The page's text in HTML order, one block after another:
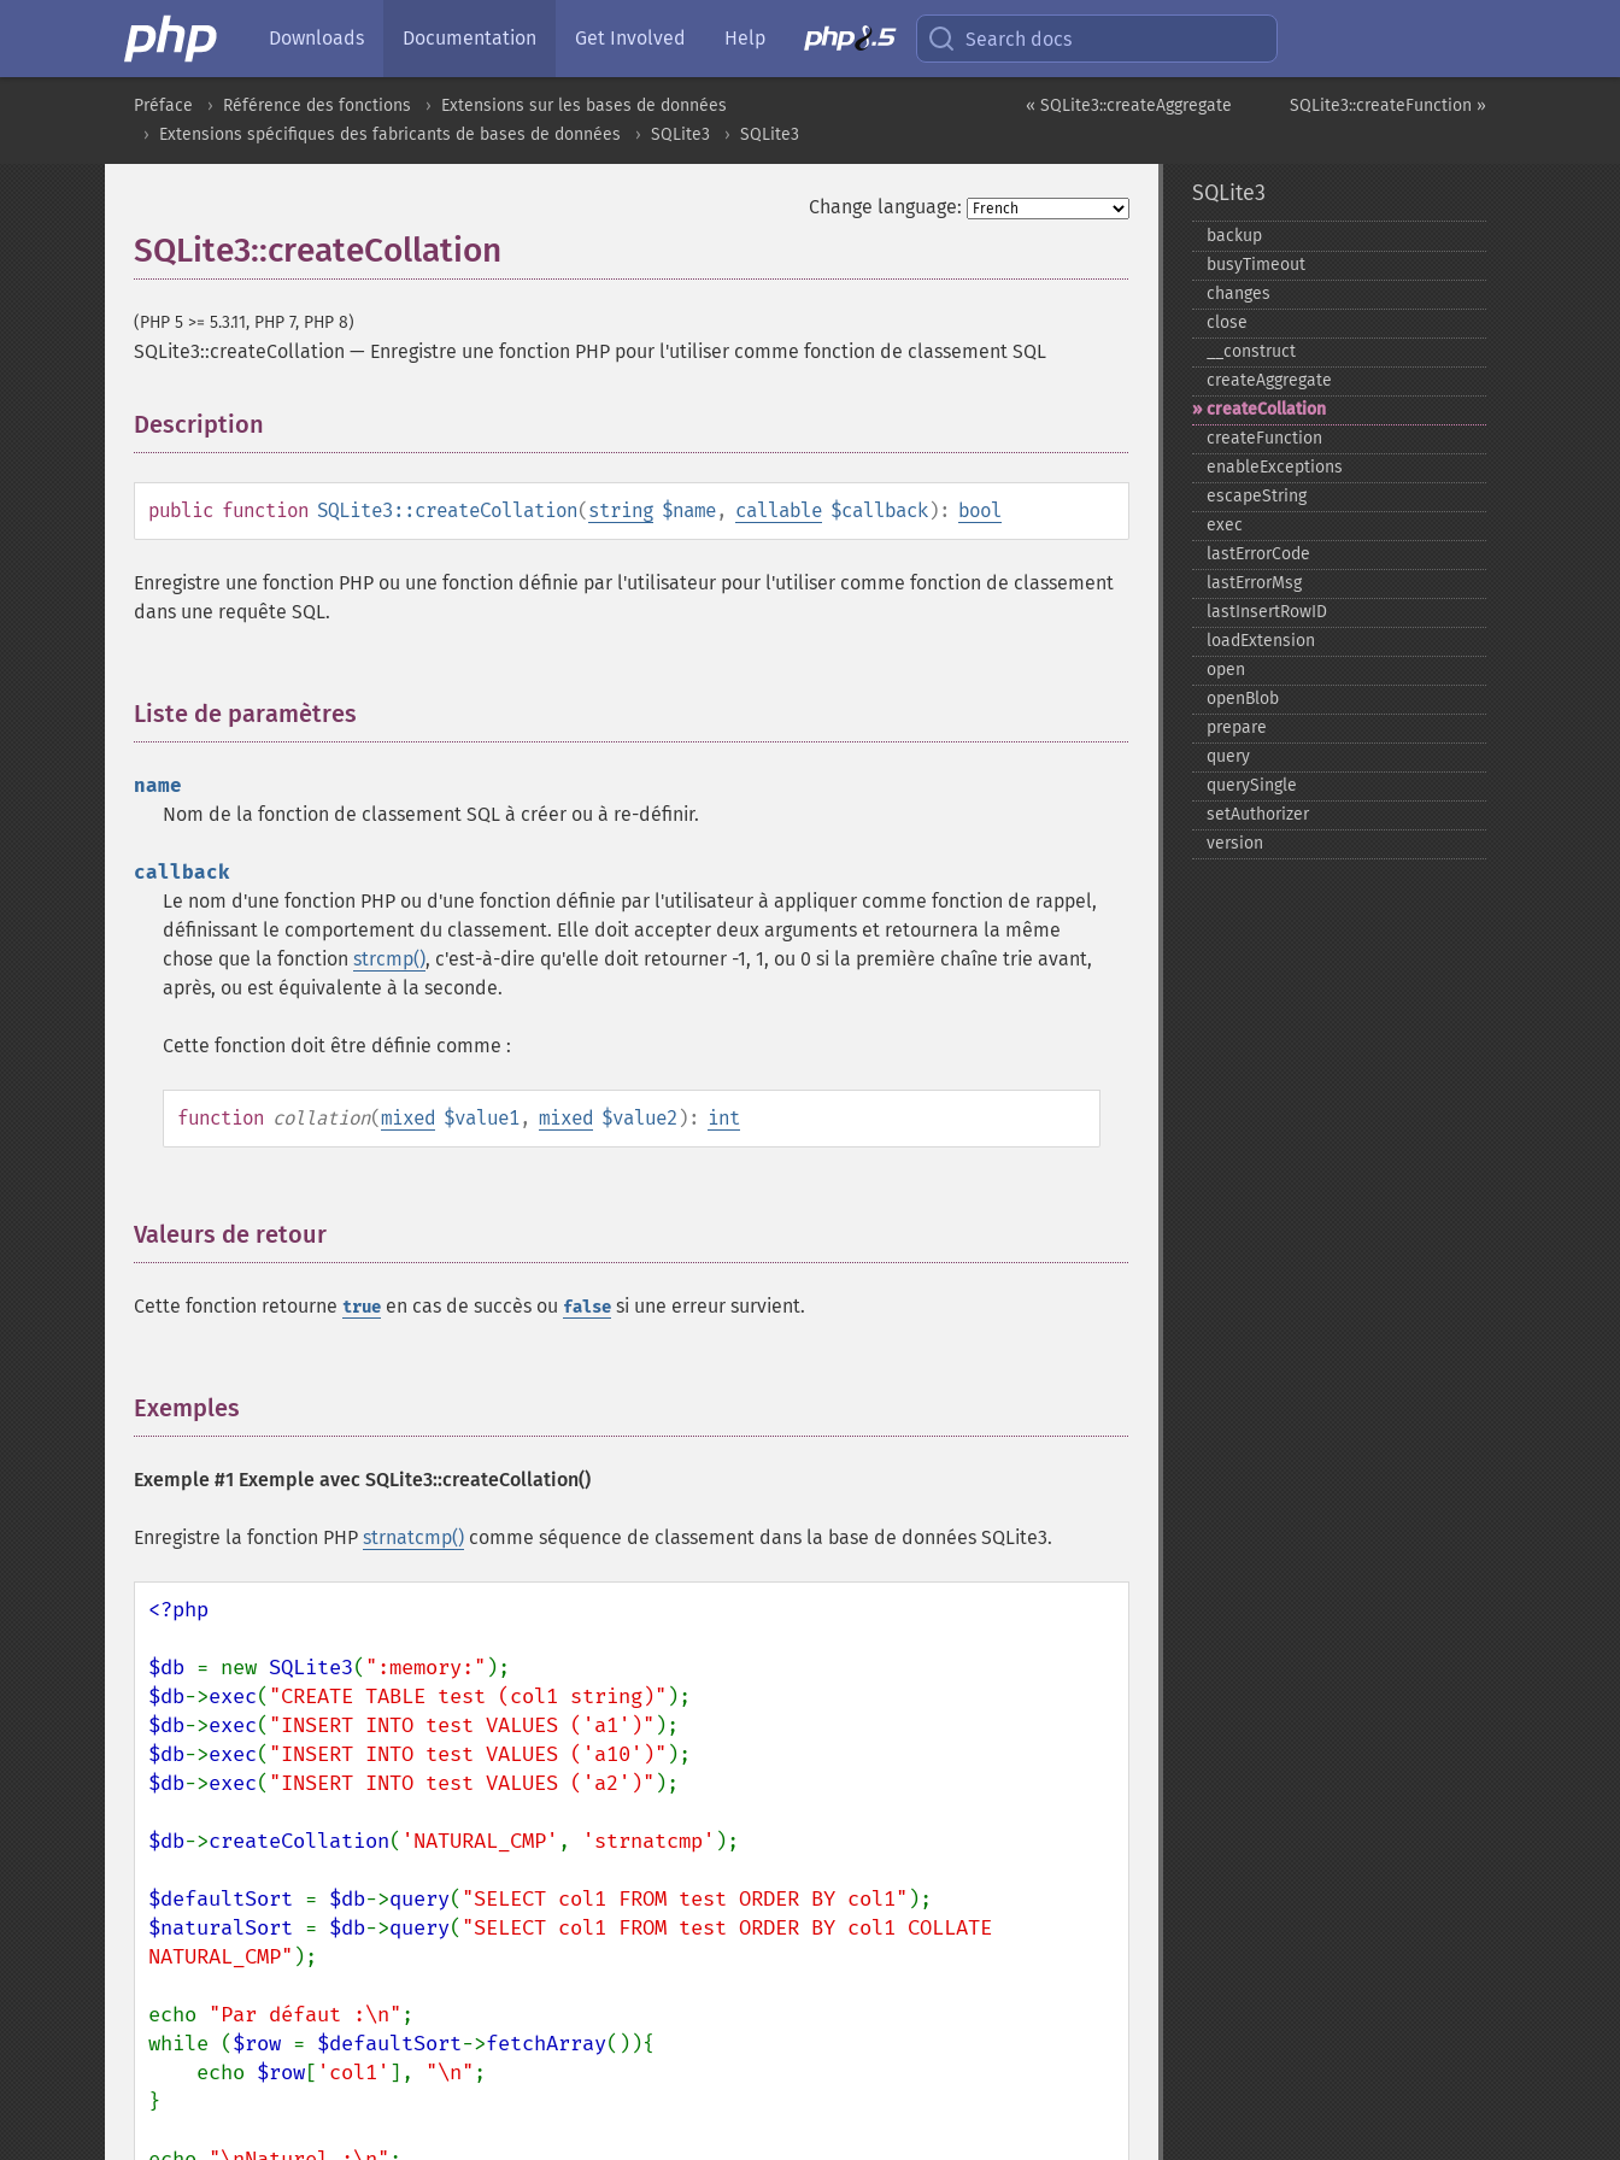
Downloads Documentation Get Involved Help Search docs
SQLite3::createFunction »
« SQLite3::createAggregate
Préface Référence des fonctions
Extensions sur les bases de données
Extensions spécifiques des fabricants de bases de données
SQLite3 SQLite3
Change language:
SQLite3::createCollation
(PHP 5 >= 5.3.11, PHP 7, PHP 8)
SQLite3::createCollation — Enregistre une fonction PHP pour l'utiliser comme fonction de classement SQL
Description
public function SQLite3::createCollation(string $name, callable $callback): bool
Enregistre une fonction PHP ou une fonction définie par l'utilisateur pour l'utiliser comme fonction de classement
dans une requête SQL.
Liste de paramètres
name
Nom de la fonction de classement SQL à créer ou à re-définir.
callback
Le nom d'une fonction PHP ou d'une fonction définie par l'utilisateur à appliquer comme fonction de rappel,
définissant le comportement du classement. Elle doit accepter deux arguments et retournera la même
chose que la fonction strcmp(), c'est-à-dire qu'elle doit retourner -1, 1, ou 0 si la première chaîne trie avant,
après, ou est équivalente à la seconde.
Cette fonction doit être définie comme :
function collation(mixed $value1, mixed $value2 ): int
Valeurs de retour
Cette fonction retourne true en cas de succès ou false si une erreur survient.
Exemples
Exemple #1 Exemple avec SQLite3::createCollation()
Enregistre la fonction PHP strnatcmp() comme séquence de classement dans la base de données SQLite3.
<?php
$db = new SQLite3( ":memory:"
$db->exec( "CREATE TABLE test (col1 string)"
$db->exec( "INSERT INTO test VALUES ('a1')"
$db->exec( "INSERT INTO test VALUES ('a10')"
$db->exec( "INSERT INTO test VALUES ('a2')" );
$db->createCollation( 'NATURAL_CMP' , 'strnatcmp' );
$defaultSort = $db->query( "SELECT col1 FROM test ORDER BY col1"
$naturalSort = $db->query( "SELECT col1 FROM test ORDER BY col1 COLLATE
NATURAL_CMP" );
echo "Par défaut :\n" ;
while ($row = $defaultSort->fetchArray()){
    echo
$row[ 'col1' ], "\n" ;
}
SQLite3
backup
busyTimeout
changes
close
_​_​construct
createAggregate
createCollation
createFunction
enableExceptions
escapeString
exec
lastErrorCode
lastErrorMsg
lastInsertRowID
loadExtension
open
openBlob
prepare
query
querySingle
setAuthorizer
version